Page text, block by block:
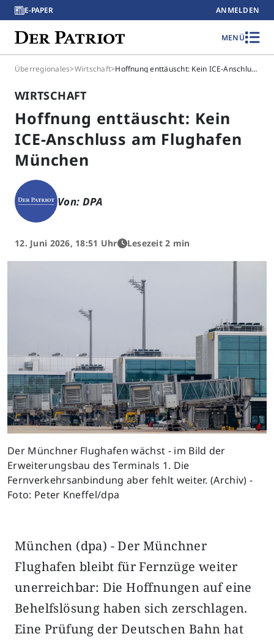
E-PAPER ANMELDEN
MENÜ
Überregionales>Wirtschaft> Hoffnung enttäuscht: Kein ICE-Anschluss am Flughafen München
WIRTSCHAFT
Hoffnung enttäuscht: Kein
ICE-Anschluss am Flughafen
München
Von: DPA
12. Juni 2026, 18:51 Uhr Lesezeit 2 min
Der Münchner Flughafen wächst - im Bild der
Erweiterungsbau des Terminals 1. Die
Fernverkehrsanbindung aber fehlt weiter. (Archiv) -
Foto: Peter Kneffel/dpa
München (dpa) - Der Münchner
Flughafen bleibt für Fernzüge weiter
unerreichbar: Die Hoffnungen auf eine
Behelfslösung haben sich zerschlagen.
Eine Prüfung der Deutschen Bahn hat